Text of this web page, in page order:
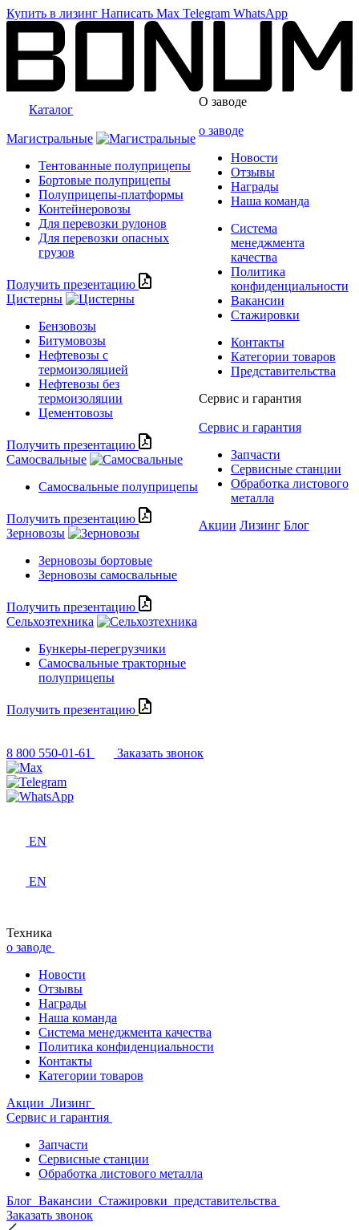
Купить в лизинг Написать Max Telegram WhatsApp
Каталог
Магистральные
Тентованные полуприцепы
Бортовые полуприцепы
Полуприцепы-платформы
Контейнеровозы
Для перевозки рулонов
Для перевозки опасных
грузов
Получить презентацию
Цистерны
Бензовозы
Битумовозы
Нефтевозы с
термоизоляцией
Нефтевозы без
термоизоляции
Цементовозы
Получить презентацию
Самосвальные
Самосвальные полуприцепы
Получить презентацию
Зерновозы
Зерновозы бортовые
Зерновозы самосвальные
Получить презентацию
Сельхозтехника
Бункеры-перегрузчики
Самосвальные тракторные
полуприцепы
Получить презентацию
О заводе
о заводе
Новости
Отзывы
Награды
Наша команда
Система
менеджмента
качества
Политика
конфиденциальности
Вакансии
Стажировки
Контакты
Категории товаров
Представительства
Сервис и гарантия
Сервис и гарантия
Запчасти
Сервисные станции
Обработка листового
металла
Акции Лизинг Блог
8 800 550-01-61 Заказать звонок
EN
EN
Техника
о заводе
Новости
Отзывы
Награды
Наша команда
Система менеджмента качества
Политика конфиденциальности
Контакты
Категории товаров
Акции Лизинг
Сервис и гарантия
Запчасти
Сервисные станции
Обработка листового металла
Блог Вакансии Стажировки представительства
Заказать звонок